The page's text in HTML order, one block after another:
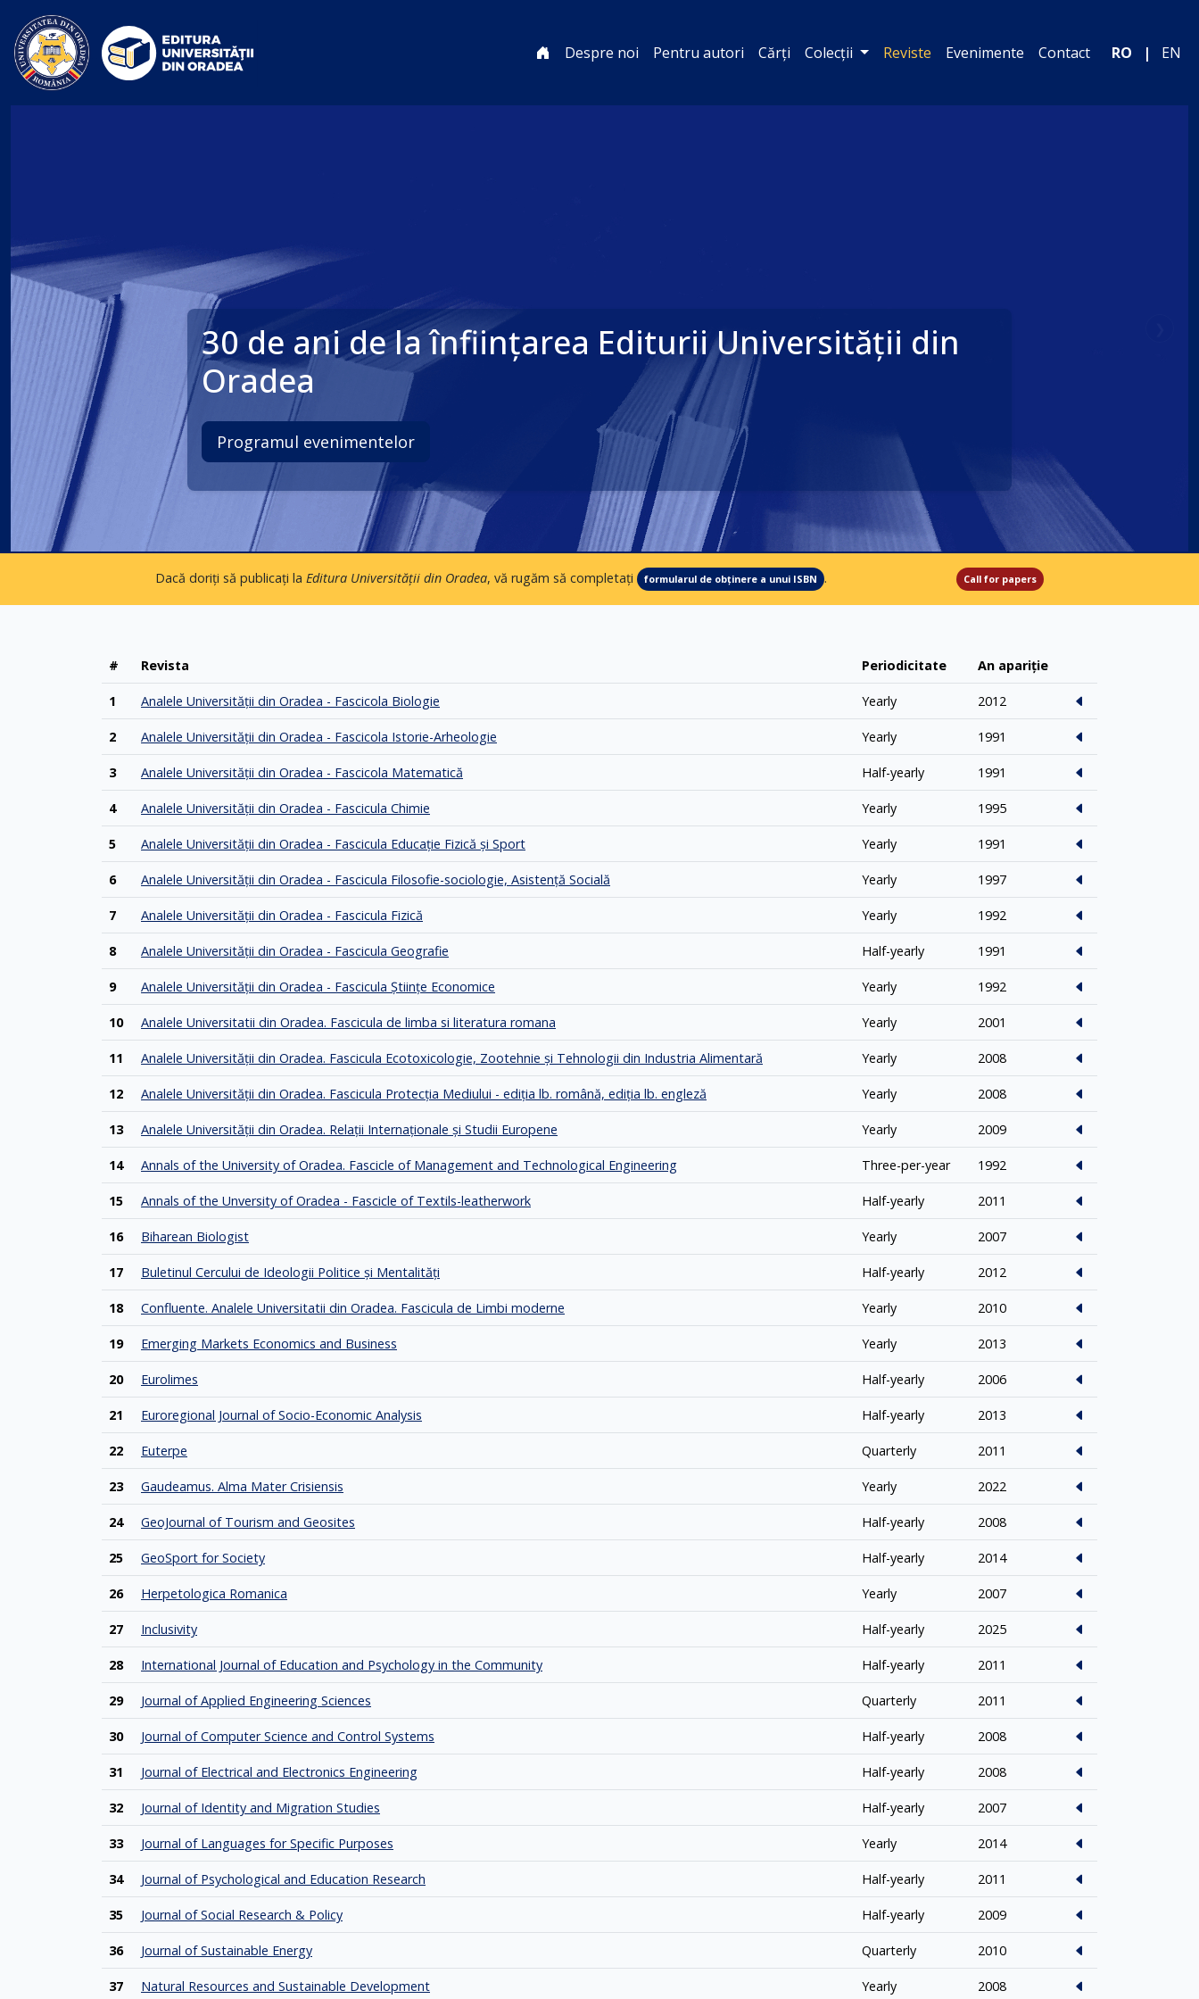
Despre noi Pentru autori Cărți Colecții Reviste Evenimente Contact RO | EN
30 de ani de la înființarea Editurii Universității din
Oradea
Programul evenimentelor
❮
Previous
Dacă doriți să publicați laEditura Universității din Oradea, vă rugăm să completați formularul de obținere a unui ISBN . Call for papers
# Revista Periodicitate An apariție
1 Analele Universităţii din Oradea - Fascicola Biologie Yearly 2012
2 Analele Universităţii din Oradea - Fascicola Istorie-Arheologie Yearly 1991
3 Analele Universităţii din Oradea - Fascicola Matematică Half-yearly 1991
4 Analele Universității din Oradea - Fascicula Chimie Yearly 1995
5 Analele Universităţii din Oradea - Fascicula Educaţie Fizică şi Sport Yearly 1991
6 Analele Universităţii din Oradea - Fascicula Filosofie-sociologie, Asistenţă Socială Yearly 1997
7 Analele Universităţii din Oradea - Fascicula Fizică Yearly 1992
8 Analele Universităţii din Oradea - Fascicula Geografie Half-yearly 1991
9 Analele Universităţii din Oradea - Fascicula Ştiinţe Economice Yearly 1992
10 Analele Universitatii din Oradea. Fascicula de limba si literatura romana Yearly 2001
11 Analele Universităţii din Oradea. Fascicula Ecotoxicologie, Zootehnie şi Tehnologii din Industria Alimentară Yearly 2008
12 Analele Universităţii din Oradea. Fascicula Protecţia Mediului - ediţia lb. română, ediţia lb. engleză Yearly 2008
13 Analele Universităţii din Oradea. Relaţii Internaţionale şi Studii Europene Yearly 2009
14 Annals of the University of Oradea. Fascicle of Management and Technological Engineering Three-per-year 1992
15 Annals of the Unversity of Oradea - Fascicle of Textils-leatherwork Half-yearly 2011
16 Biharean Biologist Yearly 2007
17 Buletinul Cercului de Ideologii Politice şi Mentalităţi Half-yearly 2012
18 Confluente. Analele Universitatii din Oradea. Fascicula de Limbi moderne Yearly 2010
19 Emerging Markets Economics and Business Yearly 2013
20 Eurolimes Half-yearly 2006
21 Euroregional Journal of Socio-Economic Analysis Half-yearly 2013
22 Euterpe Quarterly 2011
23 Gaudeamus. Alma Mater Crisiensis Yearly 2022
24 GeoJournal of Tourism and Geosites Half-yearly 2008
25 GeoSport for Society Half-yearly 2014
26 Herpetologica Romanica Yearly 2007
27 Inclusivity Half-yearly 2025
28 International Journal of Education and Psychology in the Community Half-yearly 2011
29 Journal of Applied Engineering Sciences Quarterly 2011
30 Journal of Computer Science and Control Systems Half-yearly 2008
31 Journal of Electrical and Electronics Engineering Half-yearly 2008
32 Journal of Identity and Migration Studies Half-yearly 2007
33 Journal of Languages for Specific Purposes Yearly 2014
34 Journal of Psychological and Education Research Half-yearly 2011
35 Journal of Social Research & Policy Half-yearly 2009
36 Journal of Sustainable Energy Quarterly 2010
37 Natural Resources and Sustainable Development Yearly 2008